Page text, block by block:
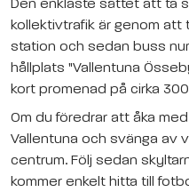
Den enklaste sättet att ta
kollektivtrafik är genom att
station och sedan buss
hållplats "Vallentuna
kort promenad på cirka
Om du föredrar att åka
Vallentuna och svänga av
centrum. Följ sedan
kommer enkelt hitta till